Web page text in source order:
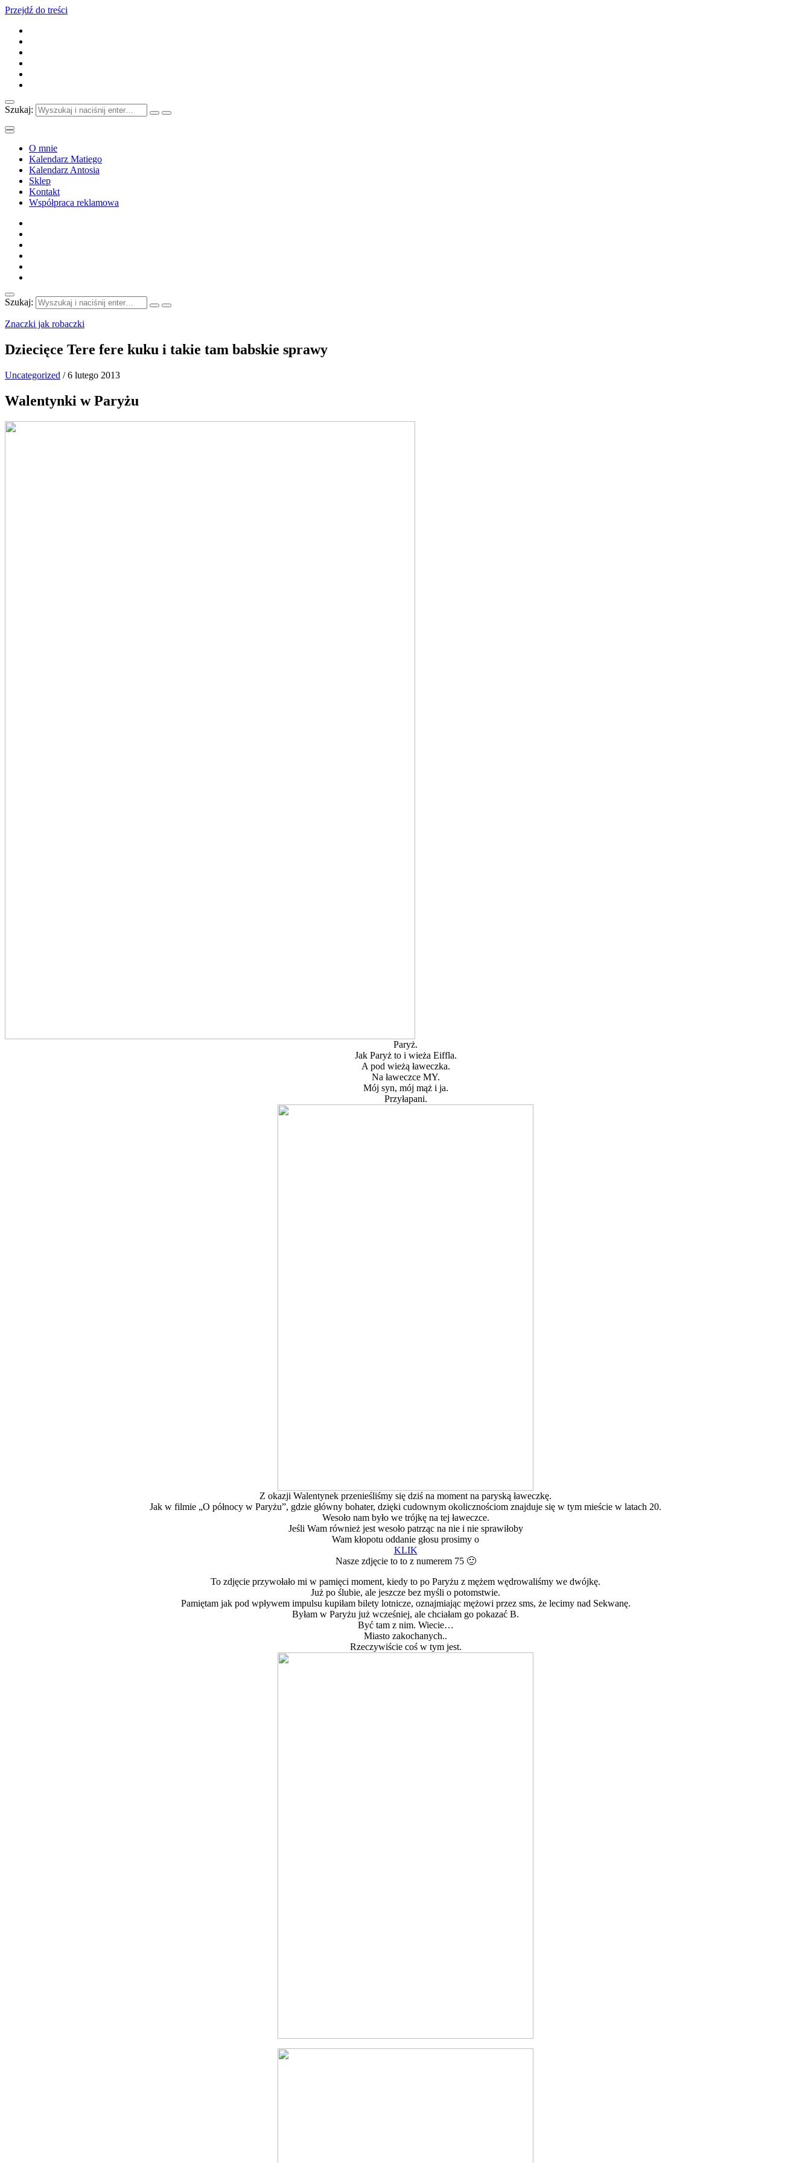
Przejdź do treści
Szukaj:
O mnie
Kalendarz Matiego
Kalendarz Antosia
Sklep
Kontakt
Współpraca reklamowa
Szukaj:
Znaczki jak robaczki
Dziecięce Tere fere kuku i takie tam babskie sprawy
Uncategorized / 6 lutego 2013
Walentynki w Paryżu
Paryż.
Jak Paryż to i wieża Eiffla.
A pod wieżą ławeczka.
Na ławeczce MY.
Mój syn, mój mąż i ja.
Przyłapani.
Z okazji Walentynek przenieśliśmy się dziś na moment na paryską ławeczkę.
Jak w filmie „O północy w Paryżu”, gdzie główny bohater, dzięki cudownym okolicznościom znajduje się w tym mieście w latach 20.
Wesoło nam było we trójkę na tej ławeczce.
Jeśli Wam również jest wesoło patrząc na nie i nie sprawiłoby
Wam kłopotu oddanie głosu prosimy o
KLIK
Nasze zdjęcie to to z numerem 75 🙂
To zdjęcie przywołało mi w pamięci moment, kiedy to po Paryżu z mężem wędrowaliśmy we dwójkę.
Już po ślubie, ale jeszcze bez myśli o potomstwie.
Pamiętam jak pod wpływem impulsu kupiłam bilety lotnicze, oznajmiając mężowi przez sms, że lecimy nad Sekwanę.
Byłam w Paryżu już wcześniej, ale chciałam go pokazać B.
Być tam z nim. Wiecie…
Miasto zakochanych..
Rzeczywiście coś w tym jest.